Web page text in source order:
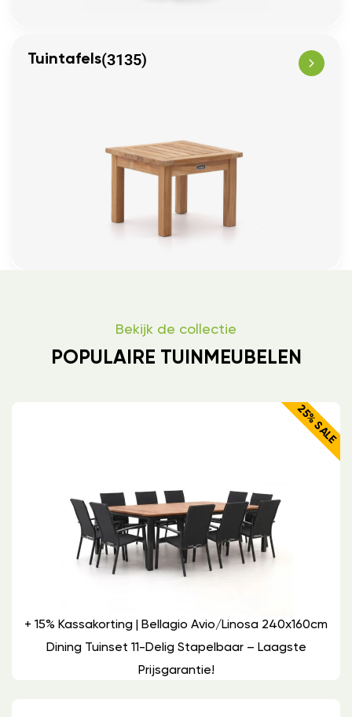
Tuintafels(3135)
Bekijk de collectie
POPULAIRE TUINMEUBELEN
25% SALE
+ 15% Kassakorting | Bellagio Avio/Linosa 240x160cm
Dining Tuinset 11-Delig Stapelbaar – Laagste
Prijsgarantie!